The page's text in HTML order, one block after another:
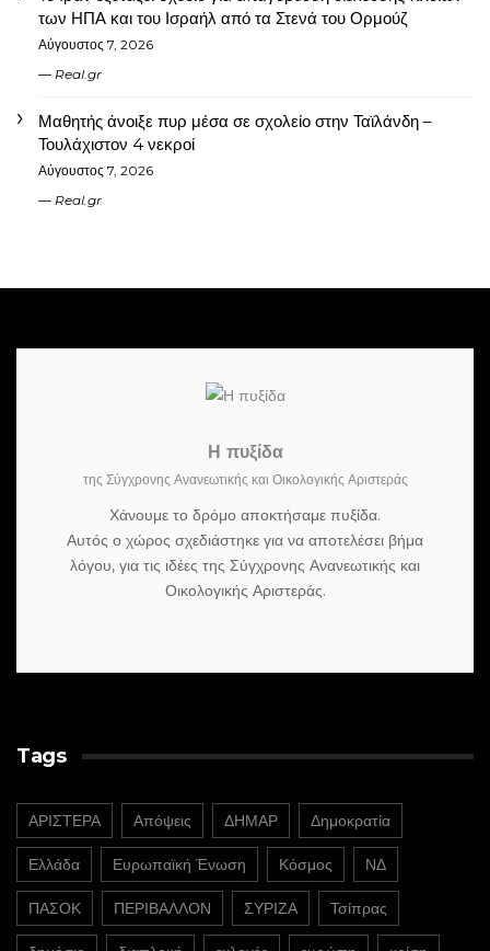
των ΗΠΑ και του Ισραήλ από τα Στενά του Ορμούζ
Αύγουστος 7, 2026
Real.gr
Μαθητής άνοιξε πυρ μέσα σε σχολείο στην Ταϊλάνδη –
Τουλάχιστον 4 νεκροί
Αύγουστος 7, 2026
Real.gr
Η πυξίδα
της Σύγχρονης Ανανεωτικής και Οικολογικής Αριστεράς
Χάνουμε το δρόμο αποκτήσαμε πυξίδα.
Αυτός ο χώρος σχεδιάστηκε για να αποτελέσει βήμα
λόγου, για τις ιδέες της Σύγχρονης Ανανεωτικής και
Οικολογικής Αριστεράς.
Tags
ΑΡΙΣΤΕΡΑ Απόψεις ΔΗΜΑΡ Δημοκρατία
Ελλάδα Ευρωπαϊκή Ένωση Κόσμος ΝΔ
ΠΑΣΟΚ ΠΕΡΙΒΑΛΛΟΝ ΣΥΡΙΖΑ Τσίπρας